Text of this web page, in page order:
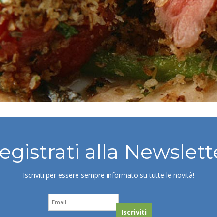
alla
Iscriviti per essere sempre informato su tutte le novità!